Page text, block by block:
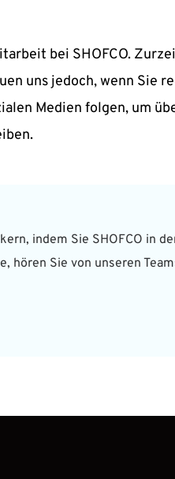
Impact
Culture
bei SHOFCO.
uns jedoch, wenn Sie
Medien folgen, um
indem Sie SHOFCO in
hören Sie von unseren